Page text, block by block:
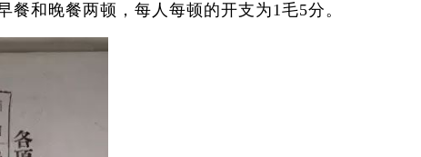
和晚餐两顿，每人每顿的开支为1毛5分。